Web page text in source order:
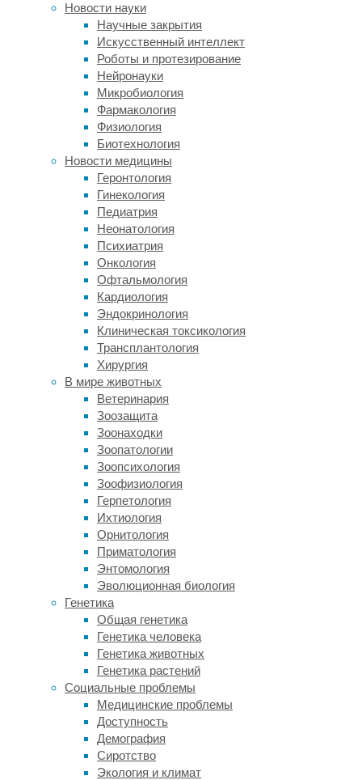
Новости науки
Научные закрытия
Искусственный интеллект
Роботы и протезирование
Нейронауки
Микробиология
Фармакология
Физиология
Биотехнология
Новости медицины
Геронтология
Гинекология
Педиатрия
Неонатология
Психиатрия
Онкология
Офтальмология
Кардиология
Эндокринология
Клиническая токсикология
Трансплантология
Хирургия
В мире животных
Ветеринария
Зоозащита
Зоонаходки
Зоопатологии
Зоопсихология
Зоофизиология
Герпетология
Ихтиология
Орнитология
Приматология
Энтомология
Эволюционная биология
Генетика
Общая генетика
Генетика человека
Генетика животных
Генетика растений
Социальные проблемы
Медицинские проблемы
Доступность
Демография
Сиротство
Экология и климат
нам
для
жизни.
Только
эти
органеллы
имеют
собственную
ДНК
—
она
осталась
от
древних
бактерий,
которые
поселились
внутри
наших
одноклеточных
предков
более
полутора
миллиардов
лет
назад
были
предшественниками
органелл.
последние
несколько
десятилетий
стало
известно,
что
ДНК
митохондрий
способна
изредка
«выпрыгивать»
из
органелл